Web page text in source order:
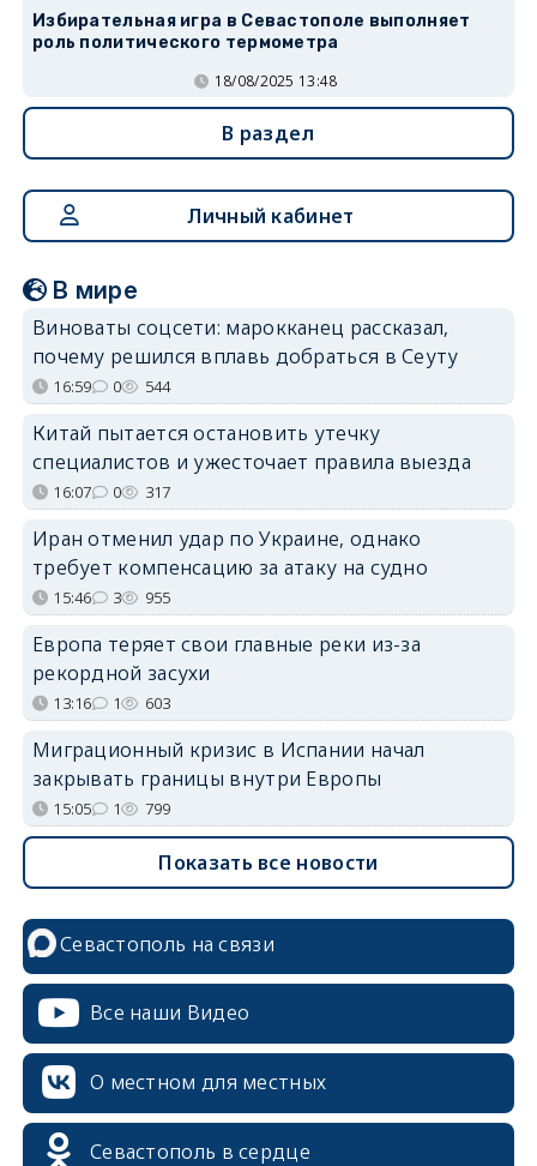
Избирательная игра в Севастополе выполняет
роль политического термометра
18/08/2025 13:48
В раздел
Личный кабинет
В мире
Виноваты соцсети: марокканец рассказал,
почему решился вплавь добраться в Сеуту
16:59 0 544
Китай пытается остановить утечку
специалистов и ужесточает правила выезда
16:07 0 317
Иран отменил удар по Украине, однако
требует компенсацию за атаку на судно
15:46 3 955
Европа теряет свои главные реки из-за
рекордной засухи
13:16 1 603
Миграционный кризис в Испании начал
закрывать границы внутри Европы
15:05 1 799
Показать все новости
Севастополь на связи
Все наши Видео
О местном для местных
Севастополь в сердце